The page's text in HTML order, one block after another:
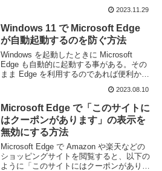
ておきたいところだ。Web ページを保存
する手段としてはスクリーンショ...
2023.11.29
Windows 11 で Microsoft Edge
が自動起動するのを防ぐ方法
Windows を起動したときに Microsoft
Edge も自動的に起動する事がある。その
まま Edge を利用するのであれば便利かも
人にとっては不要だろう。そういう場合に
は自動起動を無効化しよう...
2023.08.10
Microsoft Edge で「このサイトに
はクーポンがあります」の表示を
無効にする方法
Microsoft Edge で Amazon や楽天などの
ショッピングサイトを閲覧すると、以下の
ように「このサイトにはクーポンがありま